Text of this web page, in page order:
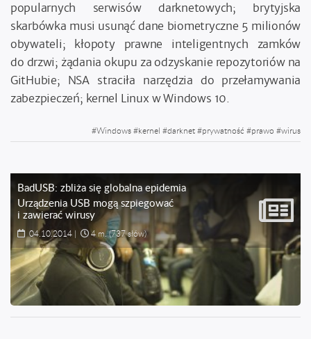
popularnych serwisów darknetowych; brytyjska
skarbówka musi usunąć dane biometryczne 5 milionów
obywateli; kłopoty prawne inteligentnych zamków
do drzwi; żądania okupu za odzyskanie repozytoriów na
GitHubie; NSA straciła narzędzia do przełamywania
zabezpieczeń; kernel Linux w Windows 10.
#Windows#kernel #darknet#prywatność #prawo #wirus
BadUSB: zbliża się globalna epidemia
Urządzenia USB mogą szpiegować
i zawierać wirusy
04.10.2014 | 4 m.(737 słów)